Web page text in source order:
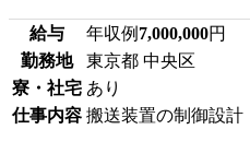
給与 年収例 7,000,000円
勤務地
東京都 中央区
寮・社宅 あり
仕事内容 搬送装置の制御設計